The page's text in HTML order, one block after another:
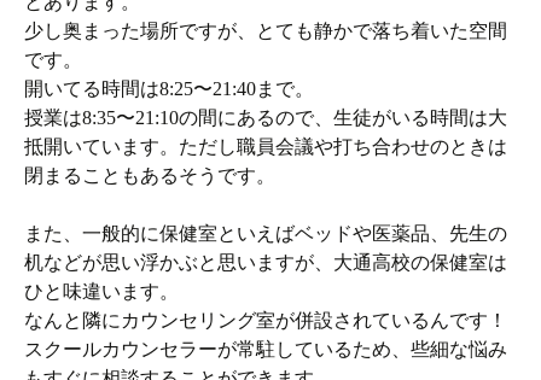
少し奥まった場所ですが、とても静かで落ち着いた空間
です。
開いてる時間は8:25〜21:40まで。
授業は8:35〜21:10の間にあるので、生徒がいる時間は大
抵開いています。ただし職員会議や打ち合わせのときは
閉まることもあるそうです。
また、一般的に保健室といえばベッドや医薬品、先生の
机などが思い浮かぶと思いますが、大通高校の保健室は
ひと味違います。
なんと隣にカウンセリング室が併設されているんです！
スクールカウンセラーが常駐しているため、些細な悩み